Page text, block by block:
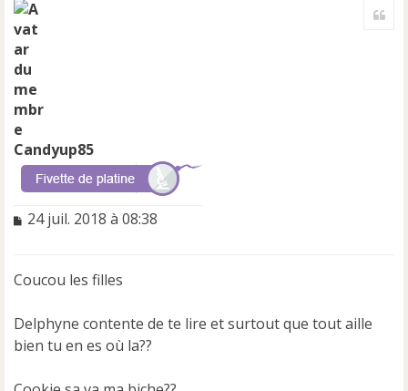
Candyup85
M
a
e
n
o
24 juil. 2018 à 08:38
Coucou les filles
Delphyne contente de te lire et surtout que tout aille
bien tu en es où la??